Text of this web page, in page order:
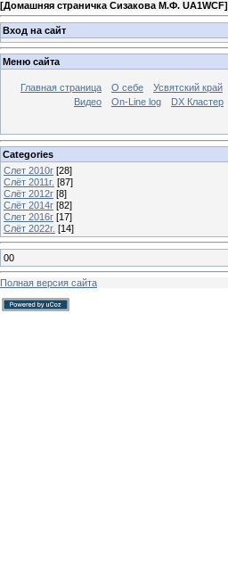
[Домашняя страничка Сизакова М.Ф. UA1WCF]
Вход на сайт
Меню сайта
Главная страница О себе Усвятский край
Видео
On-Line log DX Кластер
Categories
Слет 2010г [28]
Слёт 2011г. [87]
Слёт 2012г [8]
Слёт 2014г [82]
Слет 2016г [17]
Слёт 2022г. [14]
00
Полная версия сайта